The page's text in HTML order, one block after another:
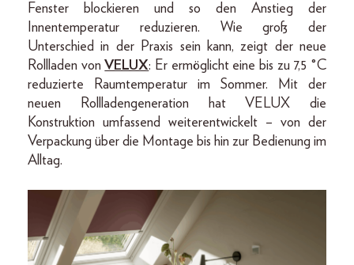
Fenster blockieren und so den Anstieg der
Innentemperatur reduzieren. Wie groß der
Unterschied in der Praxis sein kann, zeigt der neue
Rollladen vonVELUX: Er ermöglicht eine bis zu 7,5 °C
reduzierte Raumtemperatur im Sommer. Mit der
neuen Rollladengeneration hat VELUX die
Konstruktion umfassend weiterentwickelt – von der
Verpackung über die Montage bis hin zur Bedienung im
Alltag.